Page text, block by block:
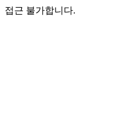
접근 불가합니다.